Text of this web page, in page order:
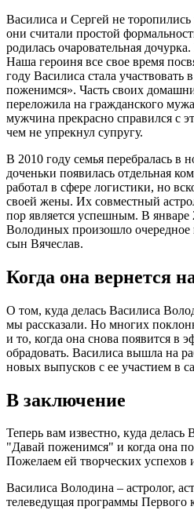
Василиса и Сергей не
они считали простой
родилась очаровательная
Наша героиня все свое время
году Василиса стала участвовать
поженимся». Часть своих
переложила на гражданского
мужчина прекрасно справился с
чем не упрекнул супругу.
В 2010 году семья перебралась в
доченьки появилась отдельная
работал в сфере логистики, но
своей жены. Их совместный
пор является успешным. В январе
Володиных произошло
сын Вячеслав.
Когда она вернется
О том, куда делась Василиса
мы рассказали. Но многих
и то, когда она снова появится в
обрадовать. Василиса вышла на
новых выпусков с ее участием в
В заключение
Теперь вам известно, куда
"Давай поженимся" и когда она
Пожелаем ей творческих успехов
Василиса Володина – астролог,
телеведущая программы Первого